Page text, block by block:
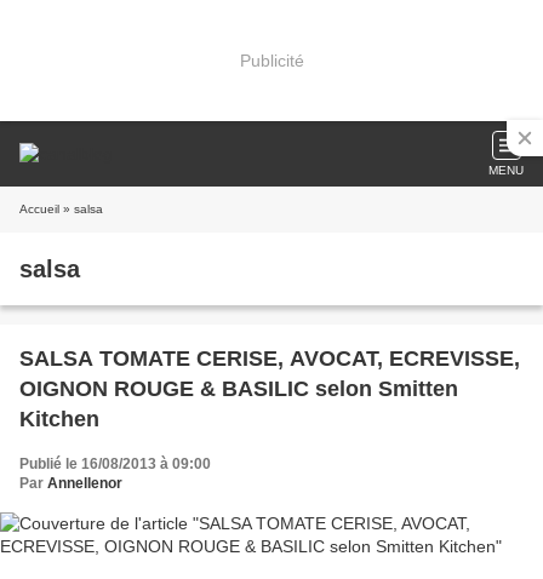
Publicité
MENU
Accueil » salsa
salsa
SALSA TOMATE CERISE, AVOCAT, ECREVISSE,
OIGNON ROUGE & BASILIC selon Smitten
Kitchen
Publié le 16/08/2013 à 09:00
Par Annellenor